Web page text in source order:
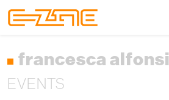
francesca alfonsi
EVENTS